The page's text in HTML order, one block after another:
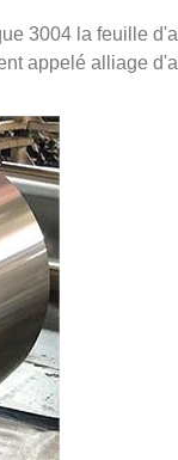
3004 la feuille
appelé alliage